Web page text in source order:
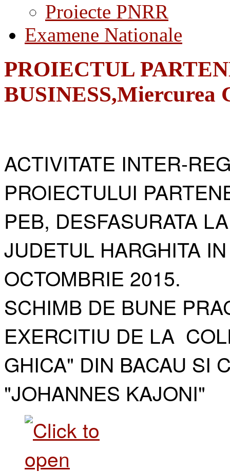
Proiecte PNRR
Examene Nationale
PROIECTUL
BUSINESS,Miercurea
ACTIVITATE INTER-
PROIECTULUI
PEB, DESFASURATA
JUDETUL HARGHITA
OCTOMBRIE 2015.
SCHIMB DE BUNE
EXERCITIU DE LA
GHICA" DIN BACAU SI
"JOHANNES KAJONI"​